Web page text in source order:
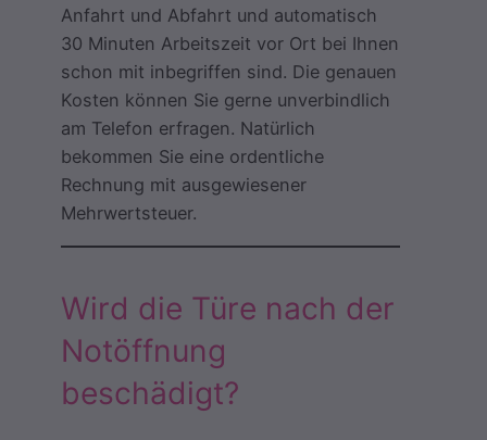
Anfahrt und Abfahrt und automatisch
30 Minuten Arbeitszeit vor Ort bei Ihnen
schon mit inbegriffen sind. Die genauen
Kosten können Sie gerne unverbindlich
am Telefon erfragen. Natürlich
bekommen Sie eine ordentliche
Rechnung mit ausgewiesener
Mehrwertsteuer.
Wird die Türe nach der
Notöffnung
beschädigt?